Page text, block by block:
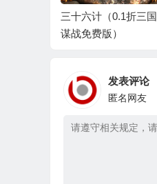
百战无双（0.1折免费
买断版）
发表评论
匿名网友